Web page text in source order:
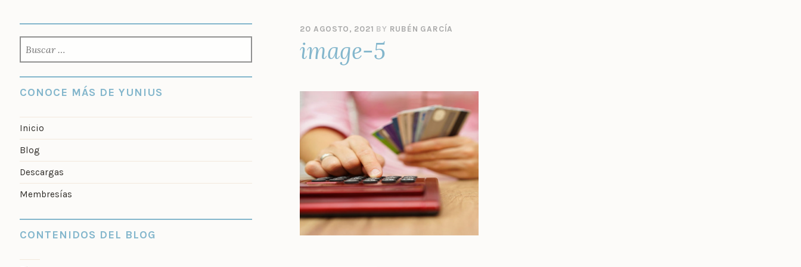
20 AGOSTO, 2021 BY RUBÉN GARCÍA
image-5
CONOCE MÁS DE YUNIUS
Inicio
Blog
Descargas
Membresías
CONTENIDOS DEL BLOG